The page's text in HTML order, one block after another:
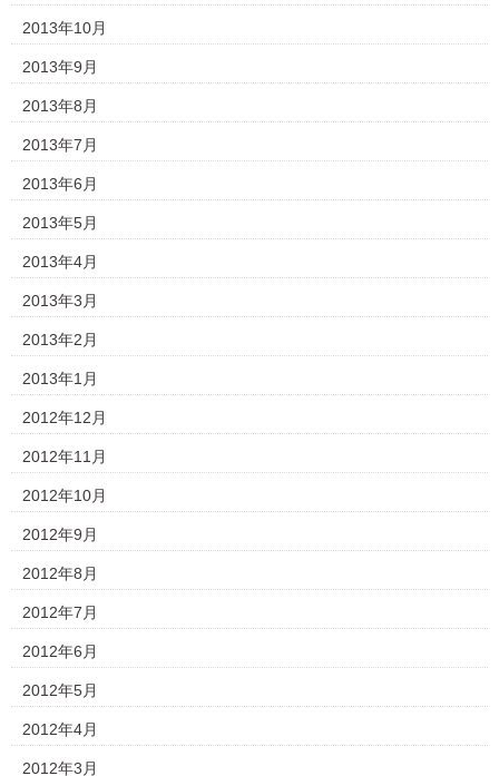
2013年10月
2013年9月
2013年8月
2013年7月
2013年6月
2013年5月
2013年4月
2013年3月
2013年2月
2013年1月
2012年12月
2012年11月
2012年10月
2012年9月
2012年8月
2012年7月
2012年6月
2012年5月
2012年4月
2012年3月